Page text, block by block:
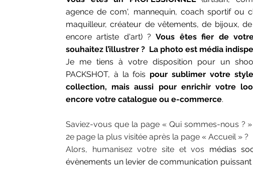
agence de com', mannequin, coach sportif ou
maquilleur, créateur de vêtements, de bijoux,
encore artiste d'art) ?Vous êtes fier de
souhaitez l’illustrer ? La photo est média
Je me tiens à votre disposition pour un
PACKSHOT, à la fois pour sublimer votre
collection, mais aussi pour enrichir votre
encore votre catalogue ou e-commerce.
Saviez-vous que la page « Qui sommes-nous ?
2e page la plus visitée après la page « Accueil » ?
Alors, humanisez votre site et vos médias
évènements un levier de communication